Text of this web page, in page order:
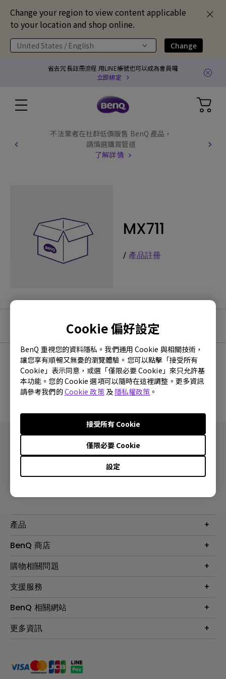
Change your region to view content applicable
to your location and shop online.
United States / English Change
Cookie 偏好設定
BenQ 重視您的資料隱私。我們運用 Cookie 與相關技術，
讓您享有順暢又無憂的瀏覽體驗。您可以點擊「接受所有
Cookie」表示同意，或選「僅限必要 Cookie」來只允許基
本功能。您的 Cookie 選項可以隨時在這裡調整。更多資訊
請參考我們的Cookie 政策及 隱私權政策 。
設定
僅限必要 Cookie
接受所有 Cookie
省去冗長註冊流程 用LINE帳號也可以成為會員囉
立即綁定
不法業者在社群低價販售 BenQ 產品，
請慎選購買管道
了解詳情
MX711
/ 產品註冊
沒有韌體與驅動程式
產品
大型液晶
投影機
智慧照明
專業拍物視訊鏡頭
BenQ 商店
最新產品與活動
尋找銷售據點
會員綁定LINE教學
購物相關問題
第一次購物就上手
延長保固購買
贈品兌換網站首頁
支援服務
服務公告
保固條例
手冊與軟體下載
產品常見問題
BenQ 相關網站
專業商用解決方案
BenQ 大娛樂家
更多資訊
永續發展
產品碳足跡報告